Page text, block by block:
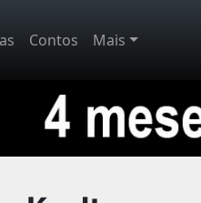
Contos Mais